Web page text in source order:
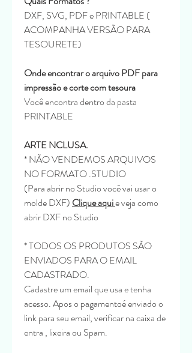
DXF, SVG, PDF e PRINTABLE (
ACOMPANHA VERSÃO PARA
TESOURETE)
Onde encontrar o arquivo PDF para
impressão e corte com tesoura
Você encontra dentro da pasta
PRINTABLE
ARTE NCLUSA.
* NÃO VENDEMOS ARQUIVOS
NO FORMATO .STUDIO
(Para abrir no Studio você vai usar o
molde DXF) Clique aquie veja como
abrir DXF no Studio
* TODOS OS PRODUTOS SÃO
ENVIADOS PARA O EMAIL
CADASTRADO.
Cadastre um email que usa e tenha
acesso. Apos o pagamentoé enviado o
link para seu email, verificar na caixa de
entra , lixeira ou Spam.